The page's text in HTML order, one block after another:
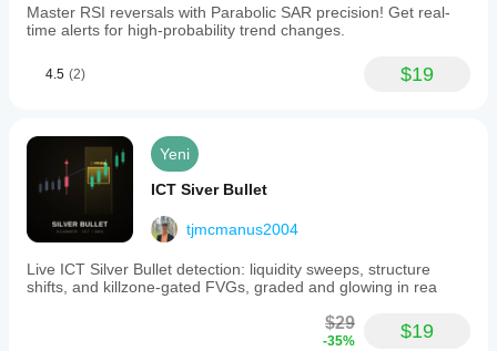
Master RSI reversals with Parabolic SAR precision! Get real-
time alerts for high-probability trend changes.
4.5 (2) $19
Yeni
ICT Siver Bullet
tjmcmanus2004
Live ICT Silver Bullet detection: liquidity sweeps, structure
shifts, and killzone-gated FVGs, graded and glowing in rea
$29
-35% $19